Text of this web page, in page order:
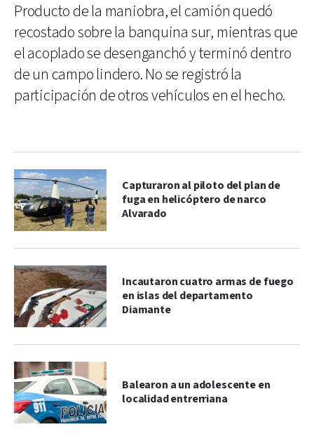
Producto de la maniobra, el camión quedó
recostado sobre la banquina sur, mientras que
el acoplado se desenganchó y terminó dentro
de un campo lindero. No se registró la
participación de otros vehículos en el hecho.
Capturaron al piloto del plan de
fuga en helicóptero de narco
Alvarado
Incautaron cuatro armas de fuego
en islas del departamento
Diamante
Balearon a un adolescente en
localidad entrerriana